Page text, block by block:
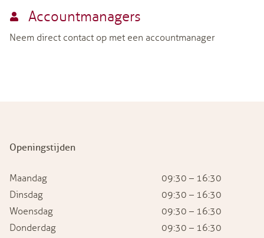
Accountmanagers
Neem direct contact op met een accountmanager
Openingstijden
Maandag
09:30 – 16:30
Dinsdag
09:30 – 16:30
Woensdag
09:30 – 16:30
Donderdag
09:30 – 16:30